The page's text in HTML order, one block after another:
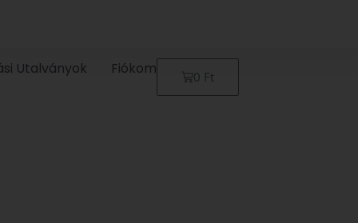
Utalványok Fiókom 0 Ft
Kosár